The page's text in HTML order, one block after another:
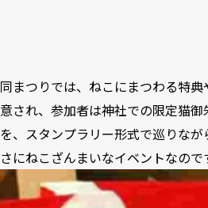
同まつりでは、ねこにまつわる特
意され、参加者は神社での限定猫
を、スタンプラリー形式で巡りな
さにねこざんまいなイベントなので